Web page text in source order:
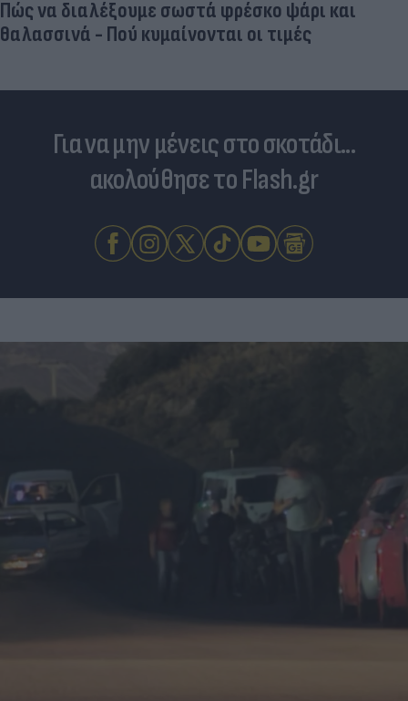
Πώς να διαλέξουμε σωστά φρέσκο ψάρι και
θαλασσινά - Πού κυμαίνονται οι τιμές
Για να μην μένεις στο σκοτάδι...
ακολούθησε το Flash.gr